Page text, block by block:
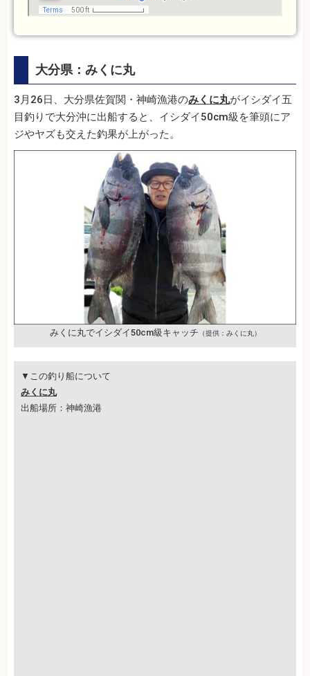
大分県：みくに丸
3月26日、大分県佐賀関・神崎漁港のみくに丸がイシダイ五
目釣りで大分沖に出船すると、イシダイ50cm級を筆頭にア
ジやヤズも交えた釣果が上がった。
みくに丸でイシダイ50cm級キャッチ （提供：みくに丸）
▼この釣り船について
みくに丸
出船場所：神崎漁港